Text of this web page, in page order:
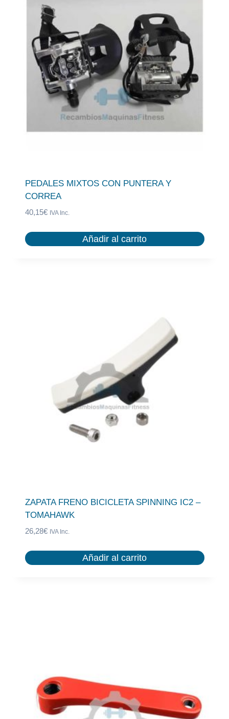
PEDALES MIXTOS CON PUNTERA Y
CORREA
40,15€ IVA Inc.
Añadir al carrito
ZAPATA FRENO BICICLETA SPINNING IC2 –
TOMAHAWK
26,28€ IVA Inc.
Añadir al carrito